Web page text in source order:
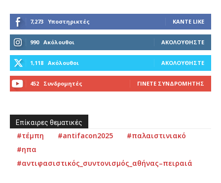
7,273 Υποστηρικτές ΚΆΝΤΕ LIKE
990 Ακόλουθοι ΑΚΟΛΟΥΘΉΣΤΕ
1,118 Ακόλουθοι ΑΚΟΛΟΥΘΉΣΤΕ
452 Συνδρομητές ΓΊΝΕΤΕ ΣΥΝΔΡΟΜΗΤΉΣ
Επίκαιρες θεματικές
#τέμπη #antifacon2025
#παλαιστινιακό
#ηπα
#αντιφασιστικός_συντονισμός_αθήνας–πειραιά